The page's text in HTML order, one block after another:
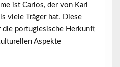
ist Carlos, der von Karl
viele Träger hat. Diese
die portugiesische Herkunft
Aspekte